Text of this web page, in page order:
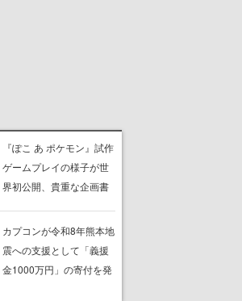
『ぽこ あ ポケモン』試作
ゲームプレイの様子が世
界初公開、貴重な企画書
ームフリーク・大森滋氏
が開発秘話を語る動画が
ゲームフリーク公式
カプコンが令和8年熊本地
震への支援として「義援
金1000万円」の寄付を発